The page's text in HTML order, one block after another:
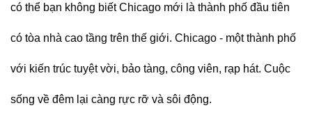
có thể bạn không biết Chicago mới là thành phố đầu tiên
có tòa nhà cao tầng trên thế giới. Chicago - một thành phố
với kiến trúc tuyệt vời, bảo tàng, công viên, rạp hát. Cuộc
sống về đêm lại càng rực rỡ và sôi động.